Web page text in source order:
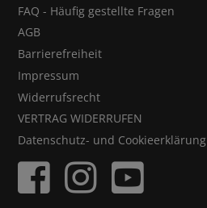
FAQ - Häufig gestellte Fragen
AGB
Barrierefreiheit
Impressum
Widerrufsrecht
VERTRAG WIDERRUFEN
Datenschutz- und Cookieerklärung